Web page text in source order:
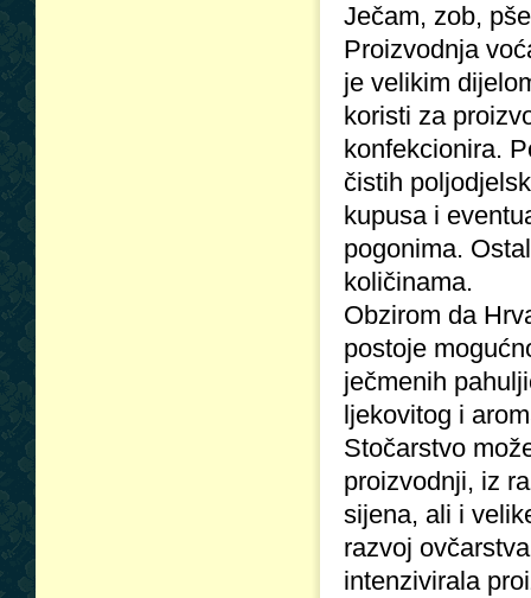
Ječam, zob,
Proizvodnja
je velikim
koristi za
konfekcionira.
čistih
kupusa i
pogonima.
količinama.
Obzirom da
postoje
ječmenih
ljekovitog i
Stočarstvo
proizvodnji, iz
sijena, ali i
razvoj
intenzivirala